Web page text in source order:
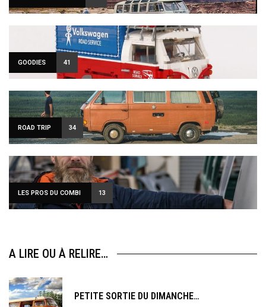
GOODIES 41
ROAD TRIP 34
LES PROS DU COMBI 13
A LIRE OU À RELIRE…
PETITE SORTIE DU DIMANCHE…